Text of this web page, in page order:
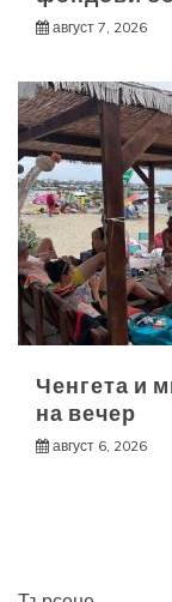
август 7, 2026
Ченгета и
на вечер
август 6, 2026